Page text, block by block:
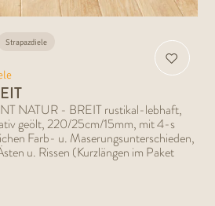
Strapazdiele
NATUR - BREIT rustikal-lebhaft,
geölt, 220/25cm/15mm, mit 4-s
Farb- u. Maserungsunterschieden,
u. Rissen (Kurzlängen im Paket